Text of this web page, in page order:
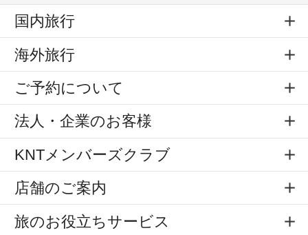
国内旅行
海外旅行
ご予約について
法人・企業のお客様
KNTメンバーズクラブ
店舗のご案内
旅のお役立ちサービス